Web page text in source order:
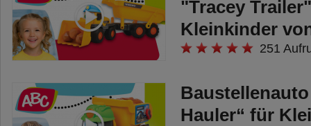
"Tracey
Kleinkinder
251
Hauler“ für